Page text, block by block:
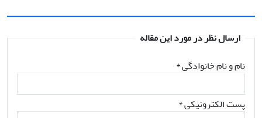
ارسال نظر در مورد این مقاله
نام و نام خانوادگی*
پست الکترونیکی*